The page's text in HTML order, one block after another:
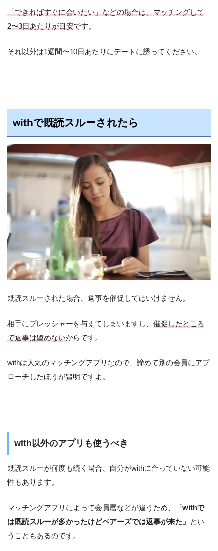
「できればすぐに会いたい」などの場合は、マッチングして
2〜3日あたりが目安です。
それ以外は1週間〜10日あたりにデートに誘ってください。
withで既読スルーされたら
既読スルーされた場合、返事を催促してはいけません。
相手にプレッシャーを与えてしまいますし、 催促したところ
で返事は望めないからです。
withは人気のマッチングアプリなので、諦めて別の会員にアプ
ローチしたほうが賢明ですよ。
with以外のアプリも使うべき
既読スルーが何度も続く場合、自分がwithに合っていない可能
性もあります。
マッチングアプリによって会員層などが違うため、
「withで
は既読スルーが多かったけどペアーズでは返事が来た」 とい
うこともあるのです。